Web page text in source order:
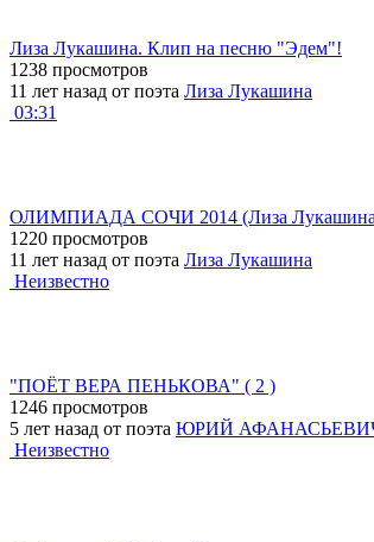
Лиза Лукашина. Клип на песню "Эдем"!
1238 просмотров
11 лет назад от поэта Лиза Лукашина
03:31
ОЛИМПИАДА СОЧИ 2014 (Лиза Лукашина
1220 просмотров
11 лет назад от поэта Лиза Лукашина
Неизвестно
"ПОЁТ ВЕРА ПЕНЬКОВА" ( 2 )
1246 просмотров
5 лет назад от поэта ЮРИЙ
Неизвестно